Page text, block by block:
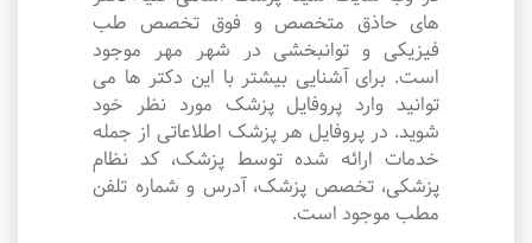
های حاذق متخصص و فوق تخصص طب
فیزیکی و توانبخشی در شهر مهر موجود
است. برای آشنایی بیشتر با این دکتر ها می
توانید وارد پروفایل پزشک مورد نظر خود
شوید. در پروفایل هر پزشک اطلاعاتی از جمله
خدمات ارائه شده توسط پزشک، کد نظام
پزشکی، تخصص پزشک، آدرس و شماره تلفن
مطب موجود است.